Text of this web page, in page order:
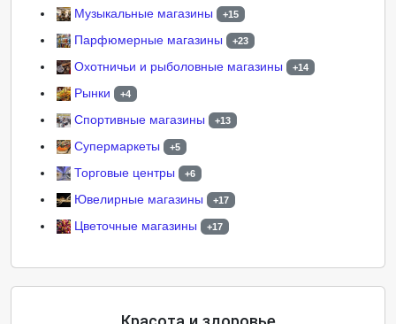
Музыкальные магазины +15
Парфюмерные магазины +23
Охотничьи и рыболовные магазины +14
Рынки +4
Спортивные магазины +13
Супермаркеты +5
Торговые центры +6
Ювелирные магазины +17
Цветочные магазины +17